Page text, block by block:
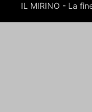
IL MIRINO - La